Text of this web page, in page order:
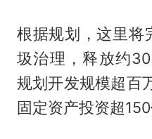
根据规划，这里将
圾治理，释放约
规划开发规模超百
固定资产投资超150